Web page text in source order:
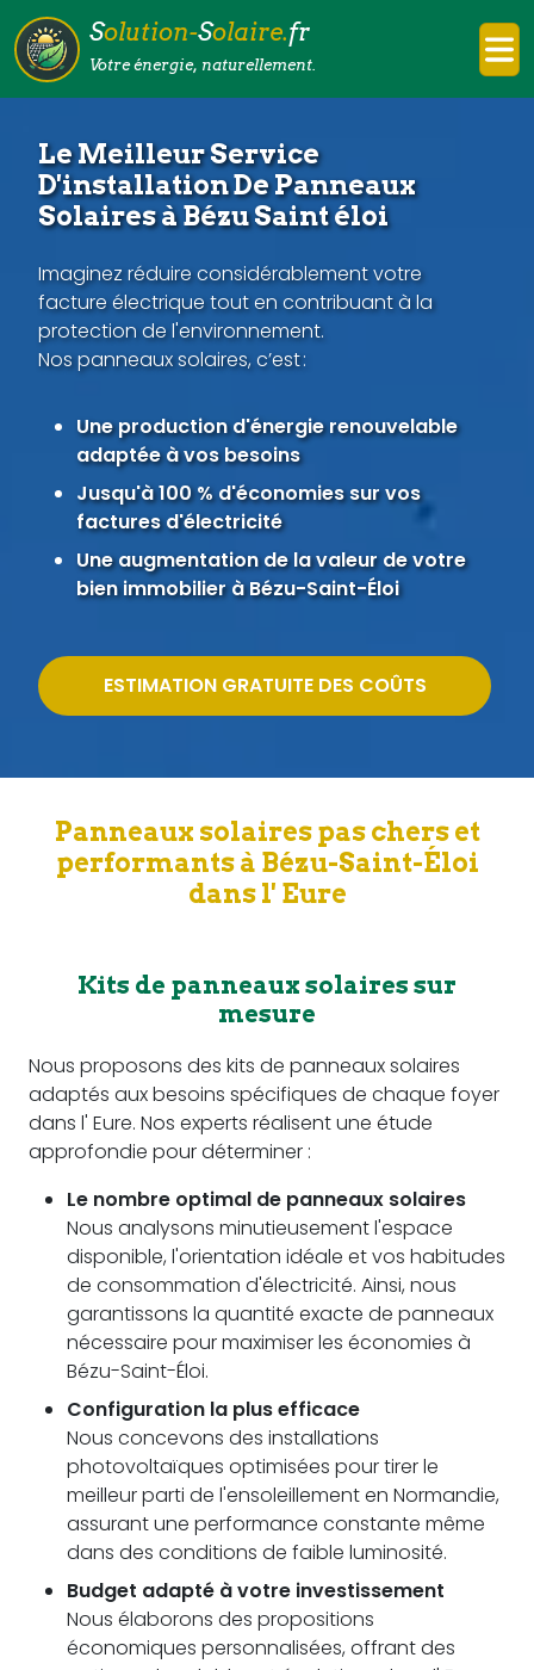
Solution-Solaire.fr
Votre énergie, naturellement.
Le Meilleur Service
D'installation De Panneaux
Solaires à Bézu Saint éloi
Imaginez réduire considérablement votre
facture électrique tout en contribuant à la
protection de l'environnement.
Nos panneaux solaires, c’est :
Une production d'énergie renouvelable
adaptée à vos besoins
Jusqu'à 100 % d'économies sur vos
factures d'électricité
Une augmentation de la valeur de votre
bien immobilier à Bézu-Saint-Éloi
ESTIMATION GRATUITE DES COÛTS
Panneaux solaires pas chers et
performants à Bézu-Saint-Éloi
dans l' Eure
Kits de panneaux solaires sur
mesure
Nous proposons des kits de panneaux solaires
adaptés aux besoins spécifiques de chaque foyer
dans l' Eure. Nos experts réalisent une étude
approfondie pour déterminer :
Le nombre optimal de panneaux solaires
Nous analysons minutieusement l'espace
disponible, l'orientation idéale et vos habitudes
de consommation d'électricité. Ainsi, nous
garantissons la quantité exacte de panneaux
nécessaire pour maximiser les économies à
Bézu-Saint-Éloi.
Configuration la plus efficace
Nous concevons des installations
photovoltaïques optimisées pour tirer le
meilleur parti de l'ensoleillement en Normandie,
assurant une performance constante même
dans des conditions de faible luminosité.
Budget adapté à votre investissement
Nous élaborons des propositions
économiques personnalisées, offrant des